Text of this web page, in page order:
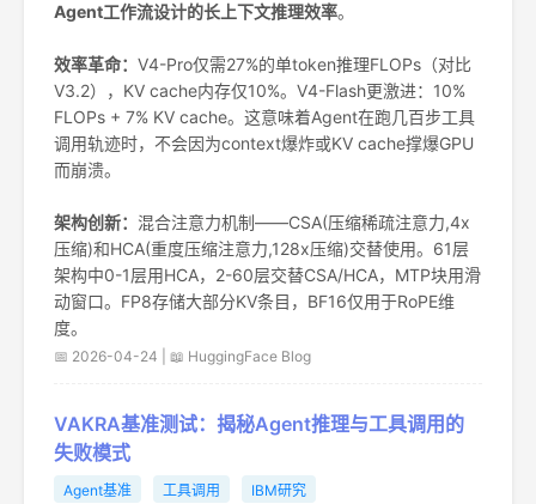
Agent工作流设计的长上下文推理效率。
效率革命： V4-Pro仅需27%的单token推理FLOPs（对比
V3.2），KV cache内存仅10%。V4-Flash更激进：10%
FLOPs + 7% KV cache。这意味着Agent在跑几百步工具
调用轨迹时，不会因为context爆炸或KV cache撑爆GPU
而崩溃。
架构创新： 混合注意力机制——CSA(压缩稀疏注意力,4x
压缩)和HCA(重度压缩注意力,128x压缩)交替使用。61层
架构中0-1层用HCA，2-60层交替CSA/HCA，MTP块用滑
动窗口。FP8存储大部分KV条目，BF16仅用于RoPE维
度。
📅 2026-04-24 | 📖 HuggingFace Blog
VAKRA基准测试：揭秘Agent推理与工具调用的
失败模式
Agent基准 工具调用 IBM研究